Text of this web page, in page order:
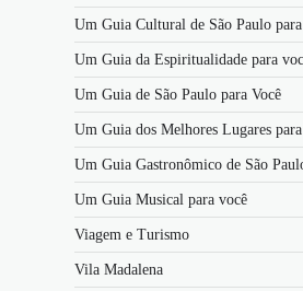
Um Guia Cultural de São Paulo
Um Guia da Espiritualidade para
Um Guia de São Paulo para Você
Um Guia dos Melhores Lugares
Um Guia Gastronômico de São
Um Guia Musical para você
Viagem e Turismo
Vila Madalena